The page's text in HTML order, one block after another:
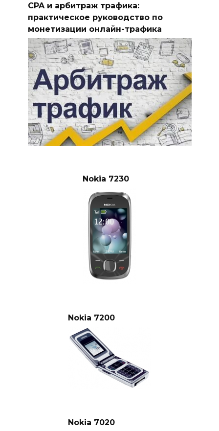
CPA и арбитраж трафика:
практическое руководство по
монетизации онлайн-трафика
Nokia 7230
Nokia 7200
Nokia 7020